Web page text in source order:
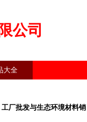
公司
大全
厂批发与生态环境材料销